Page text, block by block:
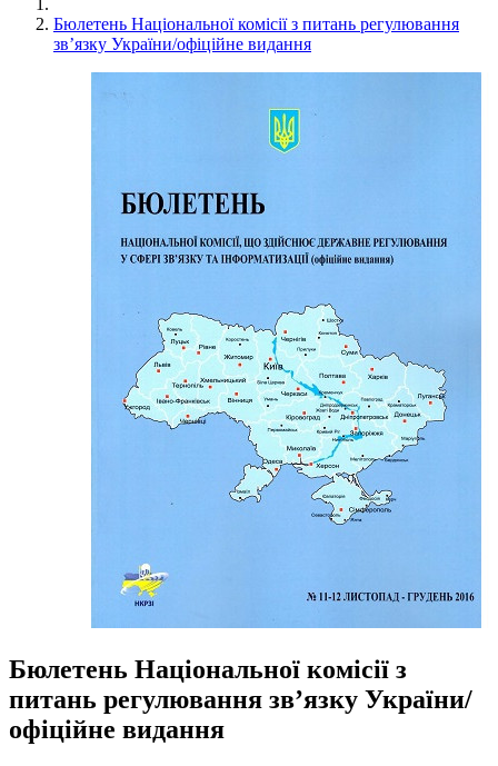
Бюлетень Національної комісії з питань регулювання
зв’язку України/офіційне видання
Бюлетень Національної комісії з
питань регулювання зв’язку України/
офіційне видання